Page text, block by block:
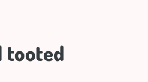
tooted